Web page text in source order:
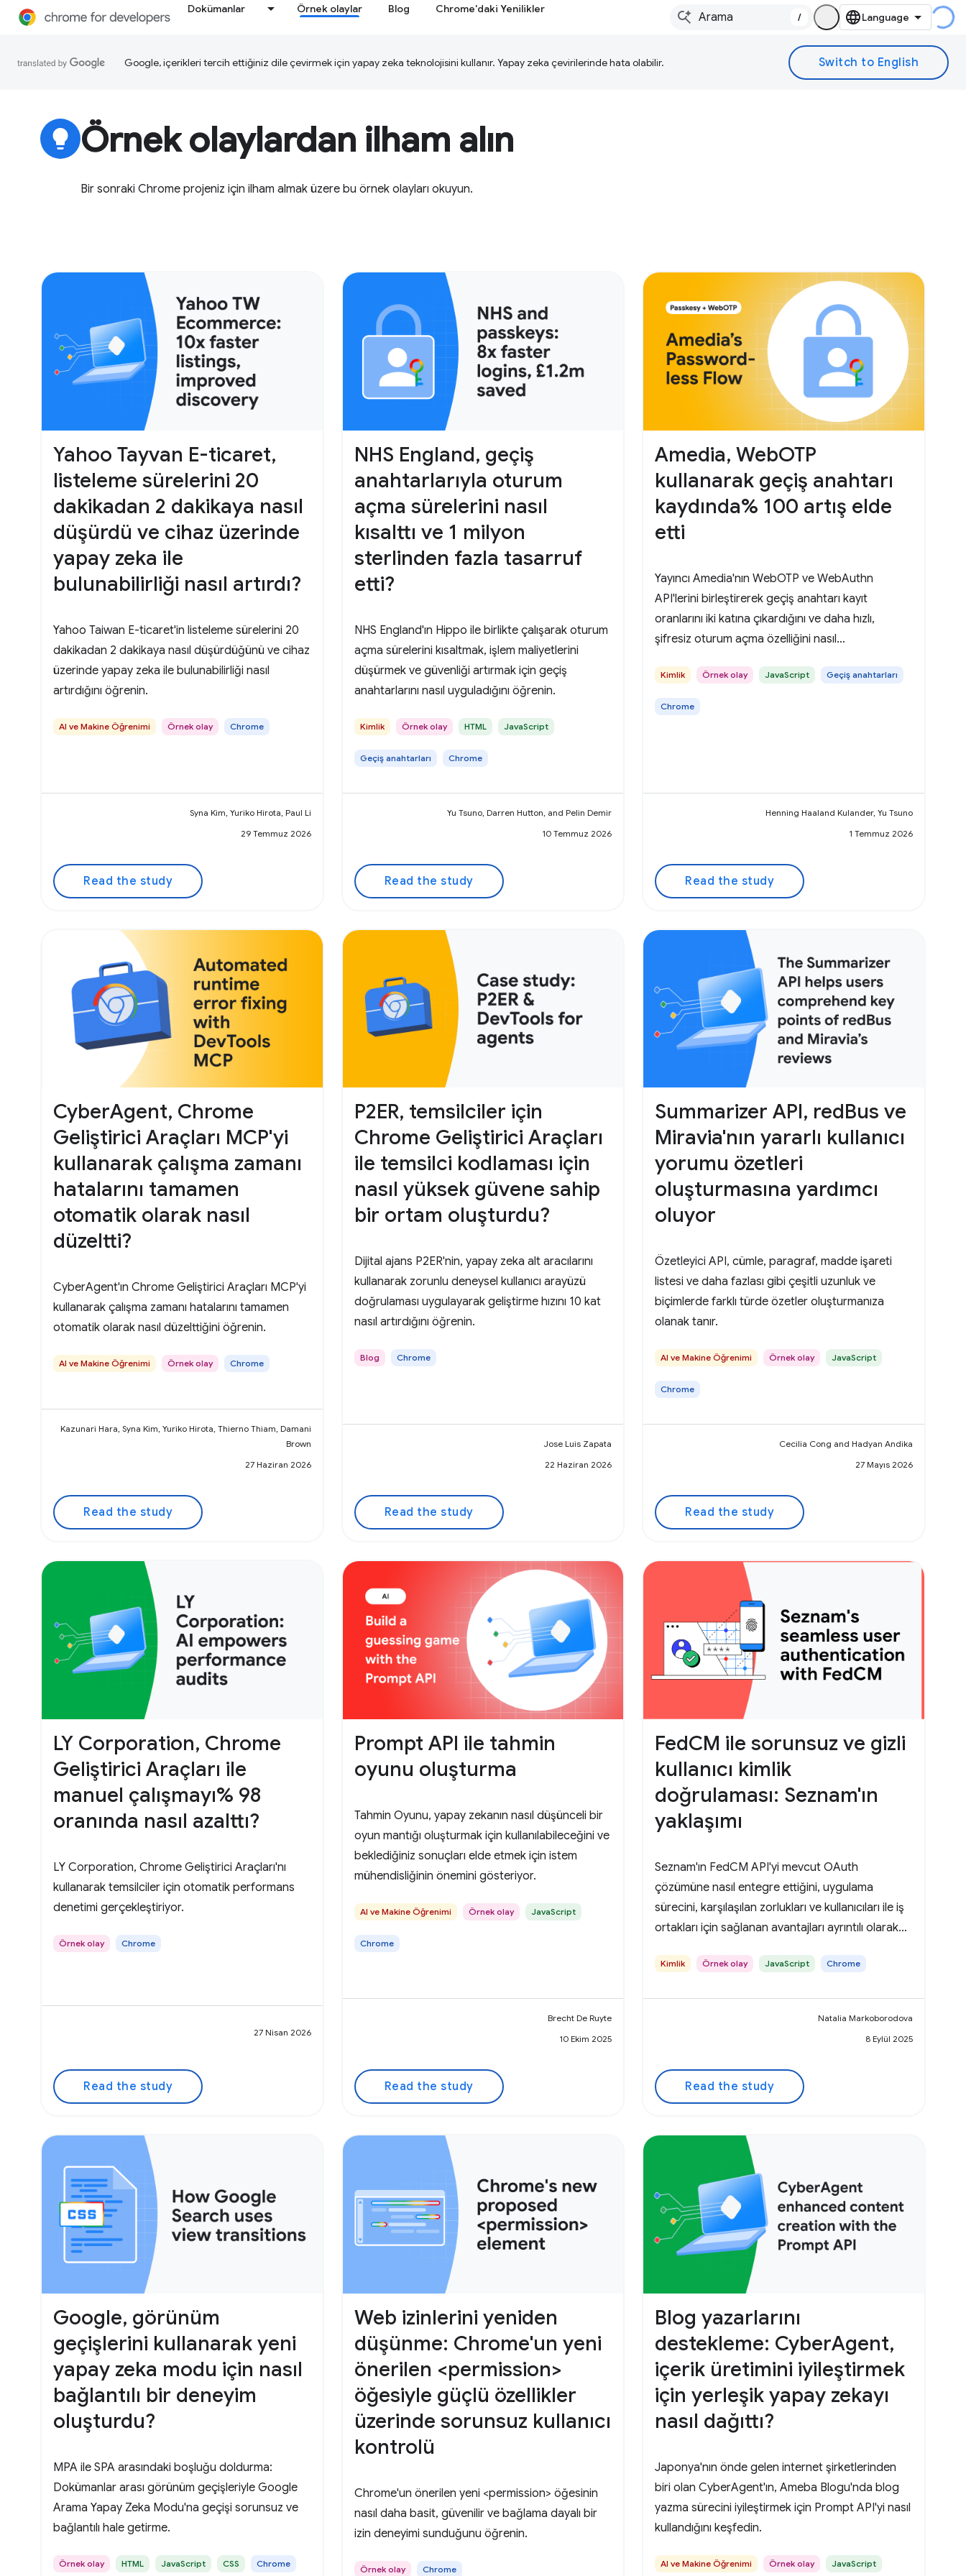
Dokümanlar Örnek olaylar Blog Chrome'daki Yenilikler
/
Google, içerikleri tercih ettiğiniz dile çevirmek için yapay zeka teknolojisini kullanır. Yapay zeka çevirilerinde hata olabilir.
lightbulb Örnek olaylardan ilham alın
Bir sonraki Chrome projeniz için ilham almak üzere bu örnek olayları okuyun.
Yahoo Tayvan E-ticaret,
listeleme sürelerini 20
dakikadan 2 dakikaya nasıl
düşürdü ve cihaz üzerinde
yapay zeka ile
bulunabilirliği nasıl artırdı?
Yahoo Taiwan E-ticaret'in listeleme sürelerini 20
dakikadan 2 dakikaya nasıl düşürdüğünü ve cihaz
üzerinde yapay zeka ile bulunabilirliği nasıl
artırdığını öğrenin.
AI ve Makine Öğrenimi Örnek olay Chrome
Syna Kim, Yuriko Hirota, Paul Li
29 Temmuz 2026
Read the study
NHS England, geçiş
anahtarlarıyla oturum
açma sürelerini nasıl
kısalttı ve 1 milyon
sterlinden fazla tasarruf
etti?
NHS England'ın Hippo ile birlikte çalışarak oturum
açma sürelerini kısaltmak, işlem maliyetlerini
düşürmek ve güvenliği artırmak için geçiş
anahtarlarını nasıl uyguladığını öğrenin.
Kimlik Örnek olay HTML JavaScript
Geçiş anahtarları Chrome
Yu Tsuno, Darren Hutton, and Pelin Demir
10 Temmuz 2026
Read the study
Amedia, WebOTP
kullanarak geçiş anahtarı
kaydında% 100 artış elde
etti
Yayıncı Amedia'nın WebOTP ve WebAuthn
API'lerini birleştirerek geçiş anahtarı kayıt
oranlarını iki katına çıkardığını ve daha hızlı,
şifresiz oturum açma özelliğini nasıl
Kimlik Örnek olay JavaScript Geçiş anahtarları
Chrome
Henning Haaland Kulander, Yu Tsuno
1 Temmuz 2026
Read the study
CyberAgent, Chrome
Geliştirici Araçları MCP'yi
kullanarak çalışma zamanı
hatalarını tamamen
otomatik olarak nasıl
düzeltti?
CyberAgent'ın Chrome Geliştirici Araçları MCP'yi
kullanarak çalışma zamanı hatalarını tamamen
otomatik olarak nasıl düzelttiğini öğrenin.
AI ve Makine Öğrenimi Örnek olay Chrome
Kazunari Hara, Syna Kim, Yuriko Hirota, Thierno Thiam, Damani
Brown
27 Haziran 2026
Read the study
P2ER, temsilciler için
Chrome Geliştirici Araçları
ile temsilci kodlaması için
nasıl yüksek güvene sahip
bir ortam oluşturdu?
Dijital ajans P2ER'nin, yapay zeka alt aracılarını
kullanarak zorunlu deneysel kullanıcı arayüzü
doğrulaması uygulayarak geliştirme hızını 10 kat
nasıl artırdığını öğrenin.
Blog Chrome
Jose Luis Zapata
22 Haziran 2026
Read the study
Summarizer API, redBus ve
Miravia'nın yararlı kullanıcı
yorumu özetleri
oluşturmasına yardımcı
oluyor
Özetleyici API, cümle, paragraf, madde işareti
listesi ve daha fazlası gibi çeşitli uzunluk ve
biçimlerde farklı türde özetler oluşturmanıza
olanak tanır.
AI ve Makine Öğrenimi Örnek olay JavaScript
Chrome
Cecilia Cong and Hadyan Andika
27 Mayıs 2026
Read the study
LY Corporation, Chrome
Geliştirici Araçları ile
manuel çalışmayı% 98
oranında nasıl azalttı?
LY Corporation, Chrome Geliştirici Araçları'nı
kullanarak temsilciler için otomatik performans
denetimi gerçekleştiriyor.
Örnek olay Chrome
27 Nisan 2026
Read the study
Prompt API ile tahmin
oyunu oluşturma
Tahmin Oyunu, yapay zekanın nasıl düşünceli bir
oyun mantığı oluşturmak için kullanılabileceğini ve
beklediğiniz sonuçları elde etmek için istem
mühendisliğinin önemini gösteriyor.
AI ve Makine Öğrenimi Örnek olay JavaScript
Chrome
Brecht De Ruyte
10 Ekim 2025
Read the study
FedCM ile sorunsuz ve gizli
kullanıcı kimlik
doğrulaması: Seznam'ın
yaklaşımı
Seznam'ın FedCM API'yi mevcut OAuth
çözümüne nasıl entegre ettiğini, uygulama
sürecini, karşılaşılan zorlukları ve kullanıcıları ile iş
ortakları için sağlanan avantajları ayrıntılı olarak
Kimlik Örnek olay JavaScript Chrome
Natalia Markoborodova
8 Eylül 2025
Read the study
Google, görünüm
geçişlerini kullanarak yeni
yapay zeka modu için nasıl
bağlantılı bir deneyim
oluşturdu?
MPA ile SPA arasındaki boşluğu doldurma:
Dokümanlar arası görünüm geçişleriyle Google
Arama Yapay Zeka Modu'na geçişi sorunsuz ve
bağlantılı hale getirme.
Örnek olay HTML JavaScript CSS Chrome
Web izinlerini yeniden
düşünme: Chrome'un yeni
önerilen <permission>
öğesiyle güçlü özellikler
üzerinde sorunsuz kullanıcı
kontrolü
Chrome'un önerilen yeni <permission> öğesinin
nasıl daha basit, güvenilir ve bağlama dayalı bir
izin deneyimi sunduğunu öğrenin.
Örnek olay Chrome
Blog yazarlarını
destekleme: CyberAgent,
içerik üretimini iyileştirmek
için yerleşik yapay zekayı
nasıl dağıttı?
Japonya'nın önde gelen internet şirketlerinden
biri olan CyberAgent'ın, Ameba Blogu'nda blog
yazma sürecini iyileştirmek için Prompt API'yi nasıl
kullandığını keşfedin.
AI ve Makine Öğrenimi Örnek olay JavaScript